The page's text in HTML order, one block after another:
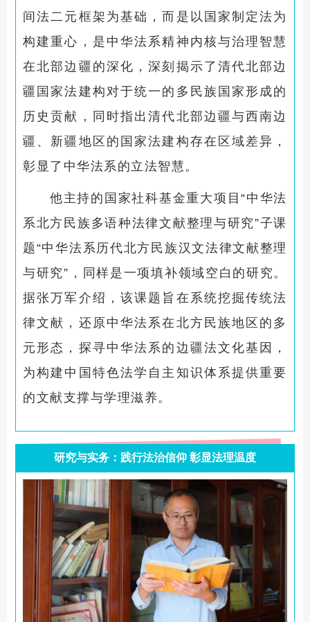
间法二元框架为基础，而是以国家制定法为
构建重心，是中华法系精神内核与治理智慧
在北部边疆的深化，深刻揭示了清代北部边
疆国家法建构对于统一的多民族国家形成的
历史贡献，同时指出清代北部边疆与西南边
疆、新疆地区的国家法建构存在区域差异，
彰显了中华法系的立法智慧。
他主持的国家社科基金重大项目“中华法
系北方民族多语种法律文献整理与研究”子课
题“中华法系历代北方民族汉文法律文献整理
与研究”，同样是一项填补领域空白的研究。
据张万军介绍，该课题旨在系统挖掘传统法
律文献，还原中华法系在北方民族地区的多
元形态，探寻中华法系的边疆法文化基因，
为构建中国特色法学自主知识体系提供重要
的文献支撑与学理滋养。
研究与实务：践行法治信仰 彰显法理温度